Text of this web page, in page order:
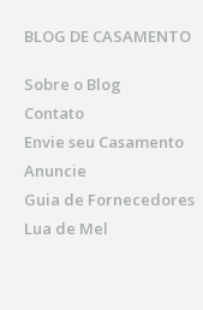
BLOG DE CASAMENTO
Sobre o Blog
Contato
Envie seu Casamento
Anuncie
Guia de Fornecedores
Lua de Mel